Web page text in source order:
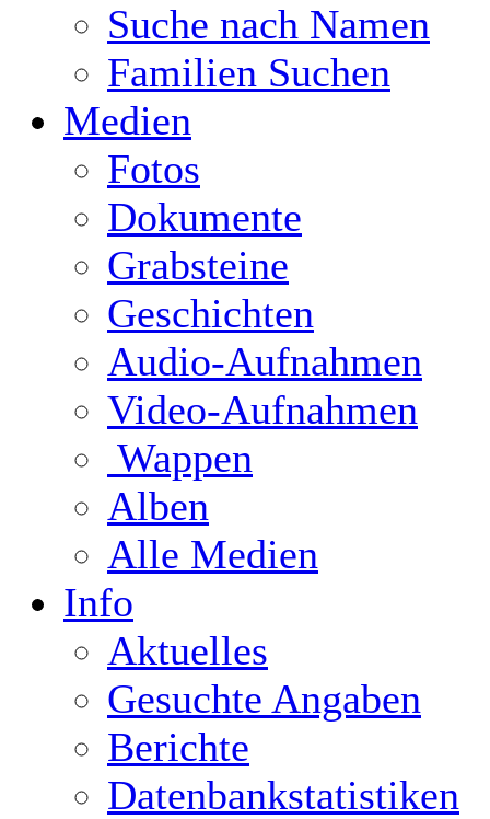
Suche nach Namen
Familien Suchen
Medien
Fotos
Dokumente
Grabsteine
Geschichten
Audio-Aufnahmen
Video-Aufnahmen
Wappen
Alben
Alle Medien
Info
Aktuelles
Gesuchte Angaben
Berichte
Datenbankstatistiken